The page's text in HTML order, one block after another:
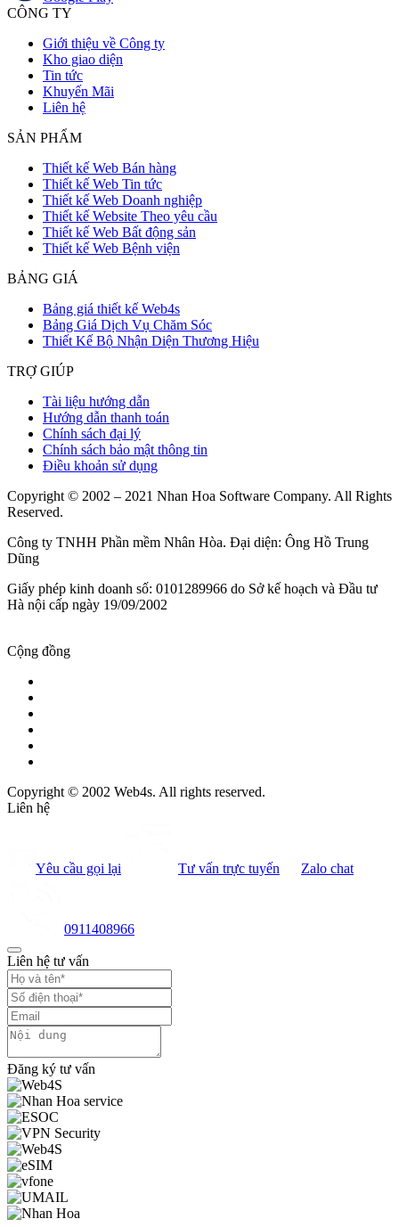
CÔNG TY
Giới thiệu về Công ty
Kho giao diện
Tin tức
Khuyến Mãi
Liên hệ
SẢN PHẨM
Thiết kế Web Bán hàng
Thiết kế Web Tin tức
Thiết kế Web Doanh nghiệp
Thiết kế Website Theo yêu cầu
Thiết kế Web Bất động sản
Thiết kế Web Bệnh viện
BẢNG GIÁ
Bảng giá thiết kế Web4s
Bảng Giá Dịch Vụ Chăm Sóc
Thiết Kế Bộ Nhận Diện Thương Hiệu
TRỢ GIÚP
Tài liệu hướng dẫn
Hướng dẫn thanh toán
Chính sách đại lý
Chính sách bảo mật thông tin
Điều khoản sử dụng
Copyright © 2002 – 2021 Nhan Hoa Software Company. All Rights
Reserved.
Công ty TNHH Phần mềm Nhân Hòa. Đại diện: Ông Hồ Trung
Dũng
Giấy phép kinh doanh số: 0101289966 do Sở kế hoạch và Đầu tư
Hà nội cấp ngày 19/09/2002
Cộng đồng
Copyright © 2002 Web4s. All rights reserved.
Liên hệ
Yêu cầu gọi lại Tư vấn trực tuyến Zalo chat
0911408966
Liên hệ tư vấn
Đăng ký tư vấn